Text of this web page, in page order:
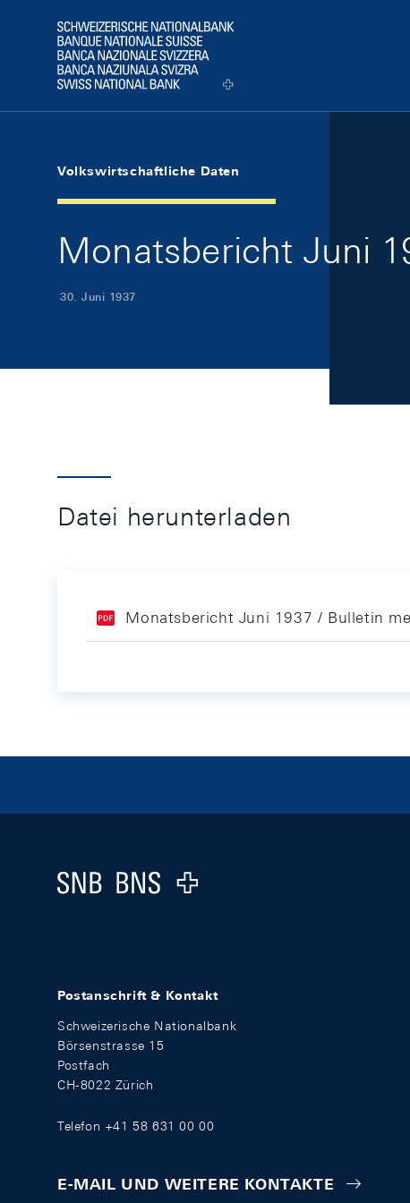
Logo
Volkswirtschaftliche Daten
Monatsbericht Juni
30. Juni 1937
Datei herunterladen
Monatsbericht Juni 1937 / Bulletin
Logo
Postanschrift & Kontakt
Schweizerische Nationalbank
Börsenstrasse 15
Postfach
CH-8022 Zürich
Telefon +41 58 631 00 00
E-MAIL UND WEITERE KONTAKTE